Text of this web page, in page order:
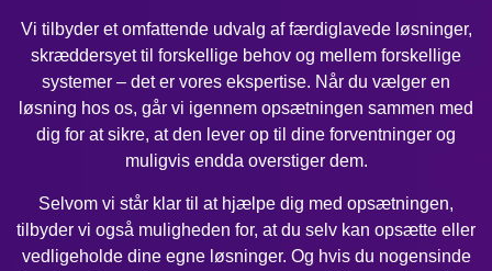
Vi tilbyder et omfattende udvalg af færdiglavede løsninger,
skræddersyet til forskellige behov og mellem forskellige
systemer – det er vores ekspertise. Når du vælger en
løsning hos os, går vi igennem opsætningen sammen med
dig for at sikre, at den lever op til dine forventninger og
muligvis endda overstiger dem.
Selvom vi står klar til at hjælpe dig med opsætningen,
tilbyder vi også muligheden for, at du selv kan opsætte eller
vedligeholde dine egne løsninger. Og hvis du nogensinde